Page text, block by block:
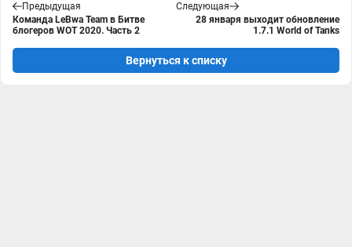
Предыдущая
Команда LeBwa Team в Битве
блогеров WOT 2020. Часть 2
Следующая
28 января выходит обновление
1.7.1 World of Tanks
Вернуться к списку